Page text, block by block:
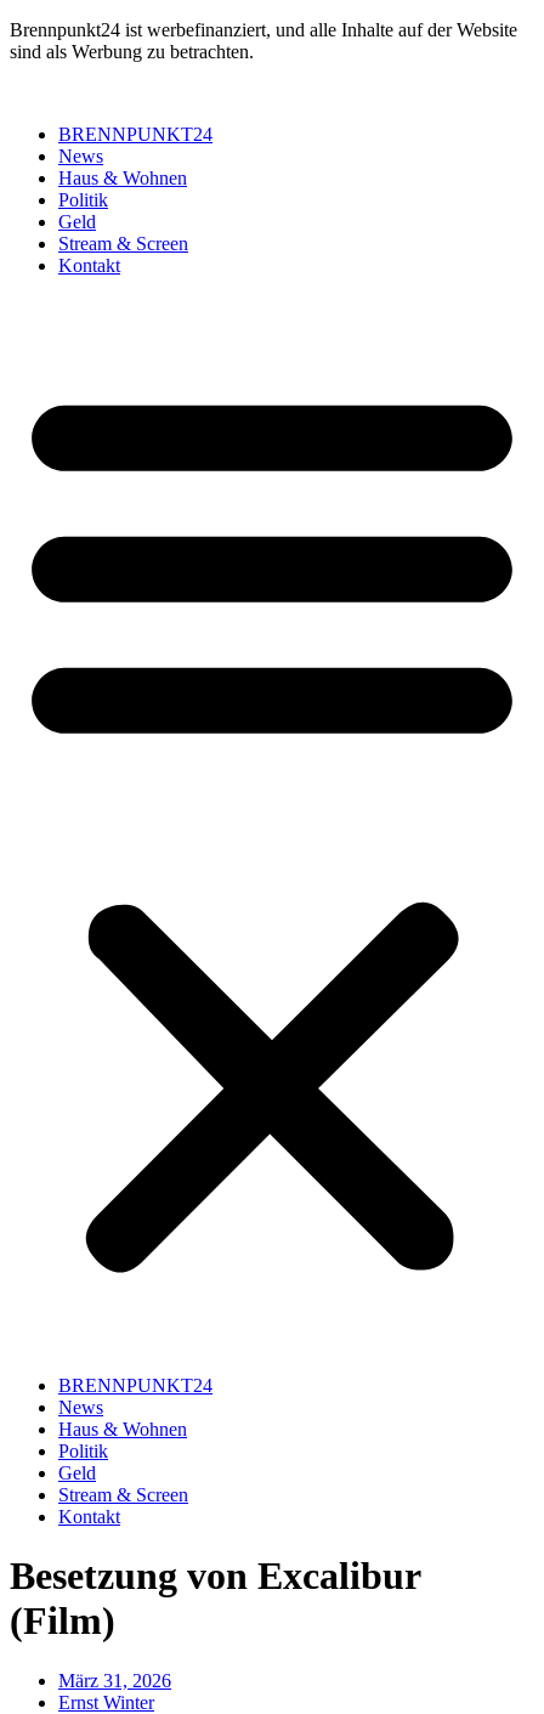
Skip
to
Brennpunkt24 ist werbefinanziert, und alle Inhalte auf der Website
sind als Werbung zu betrachten.
BRENNPUNKT24
News
Haus & Wohnen
Politik
Geld
Stream & Screen
Kontakt
BRENNPUNKT24
News
Haus & Wohnen
Politik
Geld
Stream & Screen
Kontakt
Besetzung von Excalibur
(Film)
März 31, 2026
Ernst Winter